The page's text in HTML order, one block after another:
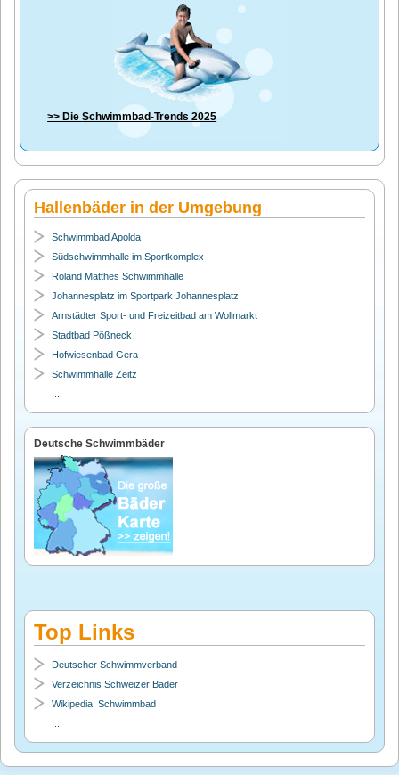
>> DieSchwimmbad-Trends 2025
Hallenbäder in der Umgebung
Schwimmbad Apolda
Südschwimmhalle im Sportkomplex
Roland Matthes Schwimmhalle
Johannesplatz im Sportpark Johannesplatz
Arnstädter Sport- und Freizeitbad am Wollmarkt
Stadtbad Pößneck
Hofwiesenbad Gera
Schwimmhalle Zeitz
Deutsche Schwimmbäder
Top Links
Deutscher Schwimmverband
Verzeichnis Schweizer Bäder
Wikipedia: Schwimmbad